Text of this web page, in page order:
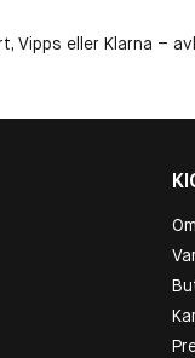
Vipps eller Klarna –